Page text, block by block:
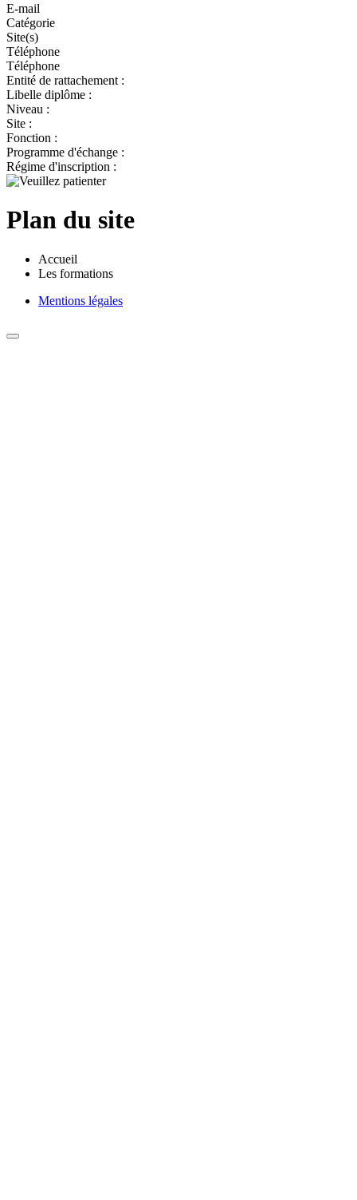
E-mail
Catégorie
Site(s)
Téléphone
Téléphone
Entité de rattachement :
Libelle diplôme :
Niveau :
Site :
Fonction :
Programme d'échange :
Régime d'inscription :
Plan du site
Accueil
Les formations
Mentions légales